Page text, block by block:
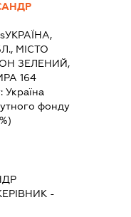
УКРАЇНА,
МІСТО
ЗЕЛЕНИЙ,
164
Україна
фонду
-